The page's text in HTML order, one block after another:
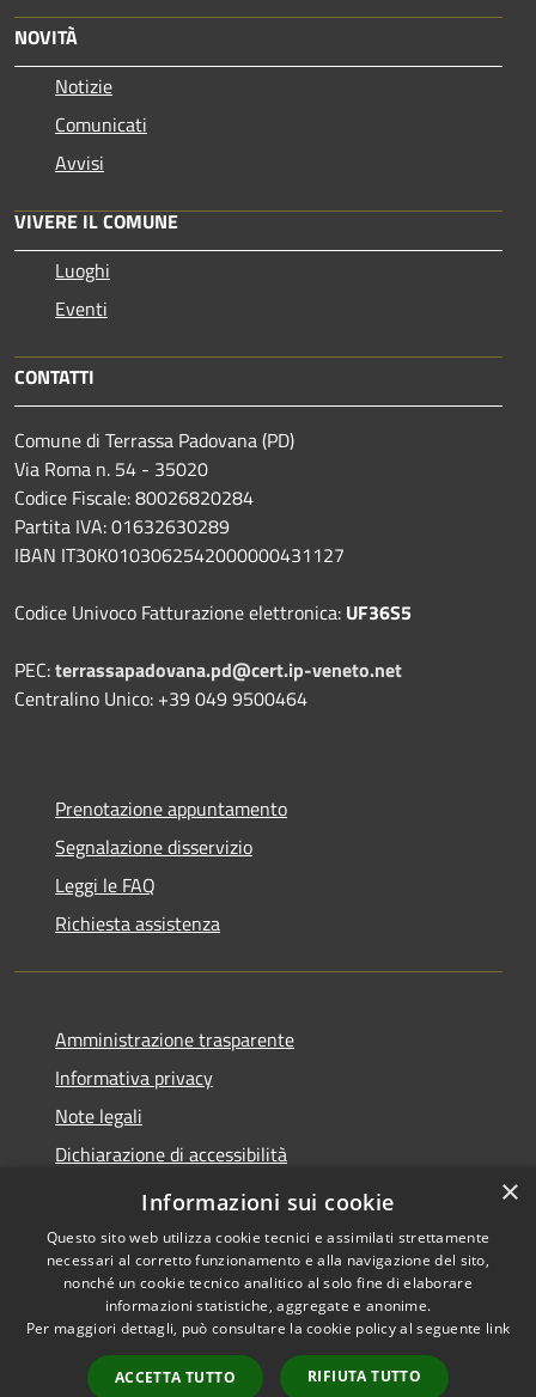
NOVITÀ
Notizie
Comunicati
Avvisi
VIVERE IL COMUNE
Luoghi
Eventi
CONTATTI
Comune di Terrassa Padovana (PD)
Via Roma n. 54 - 35020
Codice Fiscale: 80026820284
Partita IVA: 01632630289
IBAN IT30K0103062542000000431127
Codice Univoco Fatturazione elettronica: UF36S5
PEC:terrassapadovana.pd@cert.ip-veneto.net
Centralino Unico: +39 049 9500464
Prenotazione appuntamento
Segnalazione disservizio
Leggi le FAQ
Richiesta assistenza
Amministrazione trasparente
Informativa privacy
Note legali
Dichiarazione di accessibilità
Segnalazioni di inaccessibilità
Accessibilità
Copyright © 2026 • Comune di
Terrassa Padovana • Powered
byMunicipium
Accesso
×
Informazioni sui cookie
Questo sito web utilizza cookie tecnici e assimilati strettamente
necessari al corretto funzionamento e alla navigazione del sito,
nonché un cookie tecnico analitico al solo fine di elaborare
informazioni statistiche, aggregate e anonime.
Per maggiori dettagli, può consultare la cookie policy al seguente link
ACCETTA TUTTO RIFIUTA TUTTO